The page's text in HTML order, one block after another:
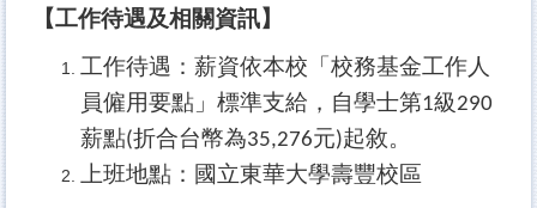
【工作待遇及相關資訊】
工作待遇：薪資依本校「校務基金工作人
員僱用要點」標準支給，自學士第1級290
薪點(折合台幣為35,276元)起敘。
上班地點：國立東華大學壽豐校區